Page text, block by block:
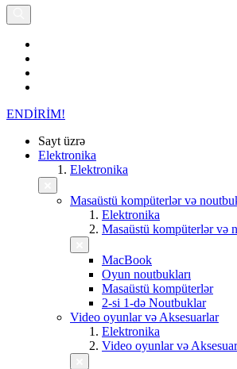
ENDİRİM!
Sayt üzrə
Elektronika
Elektronika
Masaüstü kompüterlər və
Elektronika
Masaüstü kompüterlər və
MacBook
Oyun noutbukları
Masaüstü kompüterlər
2-si 1-də Noutbuklar
Video oyunlar və Aksesuarlar
Elektronika
Video oyunlar və